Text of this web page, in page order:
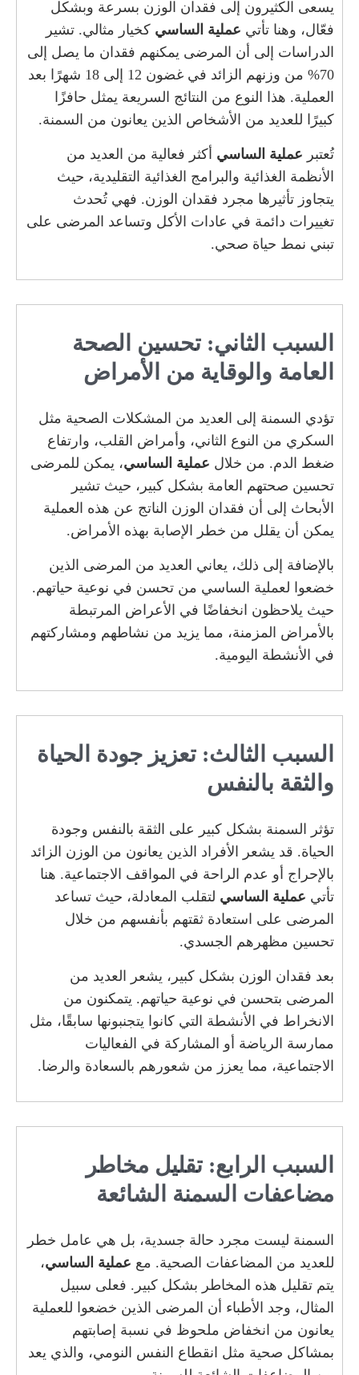
يسعى الكثيرون إلى فقدان الوزن بسرعة وبشكل
فعّال، وهنا تأتي عملية الساسي كخيار مثالي. تشير
الدراسات إلى أن المرضى يمكنهم فقدان ما يصل إلى
70% من وزنهم الزائد في غضون 12 إلى 18 شهرًا بعد
العملية. هذا النوع من النتائج السريعة يمثل حافزًا
كبيرًا للعديد من الأشخاص الذين يعانون من السمنة.
تُعتبر عملية الساسي أكثر فعالية من العديد من
الأنظمة الغذائية والبرامج الغذائية التقليدية، حيث
يتجاوز تأثيرها مجرد فقدان الوزن. فهي تُحدث
تغييرات دائمة في عادات الأكل وتساعد المرضى على
تبني نمط حياة صحي.
السبب الثاني: تحسين الصحة
العامة والوقاية من الأمراض
تؤدي السمنة إلى العديد من المشكلات الصحية مثل
السكري من النوع الثاني، وأمراض القلب، وارتفاع
ضغط الدم. من خلال عملية الساسي، يمكن للمرضى
تحسين صحتهم العامة بشكل كبير، حيث تشير
الأبحاث إلى أن فقدان الوزن الناتج عن هذه العملية
يمكن أن يقلل من خطر الإصابة بهذه الأمراض.
بالإضافة إلى ذلك، يعاني العديد من المرضى الذين
خضعوا لعملية الساسي من تحسن في نوعية حياتهم.
حيث يلاحظون انخفاضًا في الأعراض المرتبطة
بالأمراض المزمنة، مما يزيد من نشاطهم ومشاركتهم
في الأنشطة اليومية.
السبب الثالث: تعزيز جودة الحياة
والثقة بالنفس
تؤثر السمنة بشكل كبير على الثقة بالنفس وجودة
الحياة. قد يشعر الأفراد الذين يعانون من الوزن الزائد
بالإحراج أو عدم الراحة في المواقف الاجتماعية. هنا
تأتي عملية الساسي لتقلب المعادلة، حيث تساعد
المرضى على استعادة ثقتهم بأنفسهم من خلال
تحسين مظهرهم الجسدي.
بعد فقدان الوزن بشكل كبير، يشعر العديد من
المرضى بتحسن في نوعية حياتهم. يتمكنون من
الانخراط في الأنشطة التي كانوا يتجنبونها سابقًا، مثل
ممارسة الرياضة أو المشاركة في الفعاليات
الاجتماعية، مما يعزز من شعورهم بالسعادة والرضا.
السبب الرابع: تقليل مخاطر
مضاعفات السمنة الشائعة
السمنة ليست مجرد حالة جسدية، بل هي عامل خطر
للعديد من المضاعفات الصحية. مع عملية الساسي،
يتم تقليل هذه المخاطر بشكل كبير. فعلى سبيل
المثال، وجد الأطباء أن المرضى الذين خضعوا للعملية
يعانون من انخفاض ملحوظ في نسبة إصابتهم
بمشاكل صحية مثل انقطاع النفس النومي، والذي يعد